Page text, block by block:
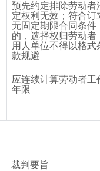
预先约定排除劳动者
定权利无效；符合订
无固定期限合同条件
的，选择权归劳动者
用人单位不得以格式
款规避
应连续计算劳动者工
年限
裁判要旨